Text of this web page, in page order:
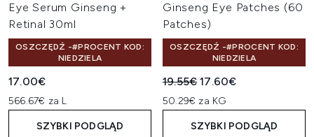
Eye Serum Ginseng +
Retinal 30ml
OSZCZĘDŹ -#PROCENT KOD:
NIEDZIELA
17.00€
566.67€ za L
SZYBKI PODGLĄD
Ginseng Eye Patches (60
Patches)
OSZCZĘDŹ -#PROCENT KOD:
NIEDZIELA
Sugerowana cena
19.55€Aktualna cena:
17.60€
50.29€ za KG
SZYBKI PODGLĄD